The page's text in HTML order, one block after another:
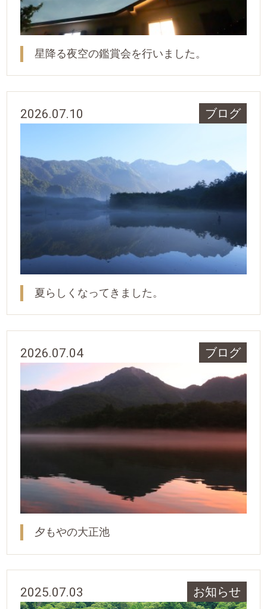
星降る夜空の鑑賞会を行いました。
2026.07.10 ブログ
夏らしくなってきました。
2026.07.04 ブログ
夕もやの大正池
2025.07.03 お知らせ